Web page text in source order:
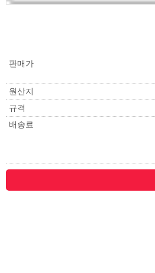
판매가
원산지
규격
배송료